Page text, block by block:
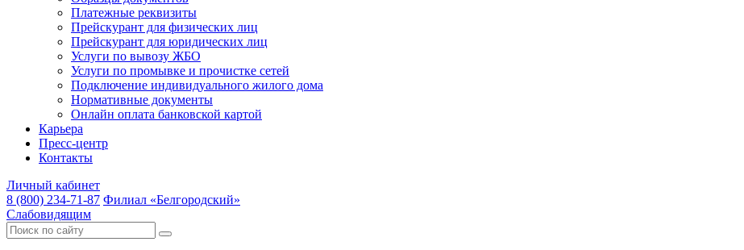
Платежные реквизиты
Прейскурант для физических лиц
Прейскурант для юридических лиц
Услуги по вывозу ЖБО
Услуги по промывке и прочистке сетей
Подключение индивидуального жилого дома
Нормативные документы
Онлайн оплата банковской картой
Карьера
Пресс-центр
Контакты
Личный кабинет
8 (800) 234-71-87 Филиал «Белгородский»
Слабовидящим